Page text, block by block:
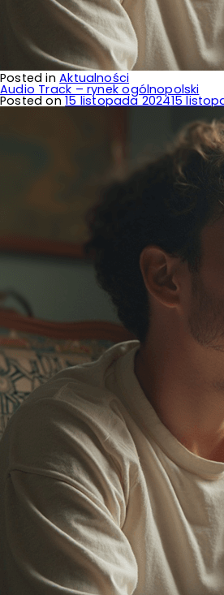
Posted inAktualności
Audio Track – rynek ogólnopolski
Posted on15 listopada 202415